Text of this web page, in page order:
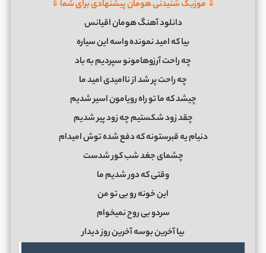
⇓ موزیک شنیدنی هومان پیشنهادی برای شما ⇓
دانلود آهنگ هومان اقیانس
بیا که امید نمونده واسه این سیاره
چه راحت آرزوهامونو سپردیم به باد
چه راحت پر شد از ناامیدی امید ما
چیشد که ما تو راه رویامون اسیر شدیم
چقد زود شکستیم چه زود پیر شدیم
دنیام یه قبرستونه که دفع شده توش امیدام
چشمای جغد شب کور شدست
وقتی که دور شدیم ما
این خونه رو بی تو من
سردو بی روح نمیخوام
بیا آخرین بوسه آخرین روز دیدار